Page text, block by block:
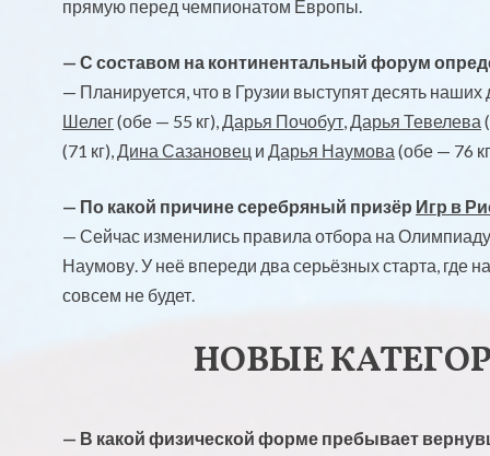
прямую перед чемпионатом Европы.
— С составом на континентальный форум
— Планируется, что в Грузии выступят десять
Шелег(обе — 55 кг),Дарья Почобут,Дарья Тевелева
(71 кг),Дина Сазановец иДарья Наумова (обе — 76
— По какой причине серебряный призёр Игр в
— Сейчас изменились правила отбора на
Наумову. У неё впереди два серьёзных старта,
совсем не будет.
НОВЫЕ
— В какой физической форме пребывает